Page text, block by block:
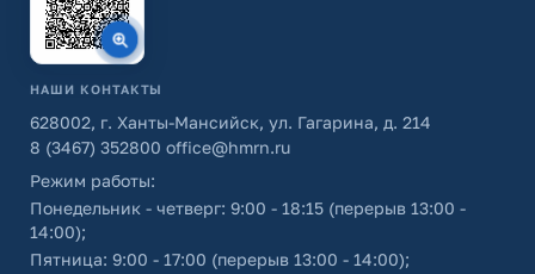
НАШИ КОНТАКТЫ
628002, г. Ханты-Мансийск, ул. Гагарина, д. 214
8 (3467) 352800 office@hmrn.ru
Режим работы:
Понедельник - четверг: 9:00 - 18:15 (перерыв 13:00 -
14:00);
Пятница: 9:00 - 17:00 (перерыв 13:00 - 14:00);